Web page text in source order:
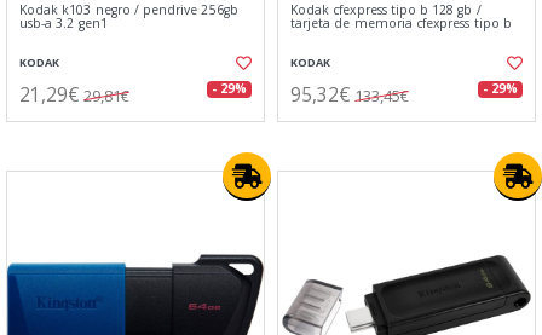
Kodak k103 negro / pendrive 256gb
usb-a 3.2 gen1
KODAK
21,29€ 29,81€ - 29%
Kodak cfexpress tipo b 128 gb /
tarjeta de memoria cfexpress tipo b
KODAK
95,32€ 133,45€ - 29%